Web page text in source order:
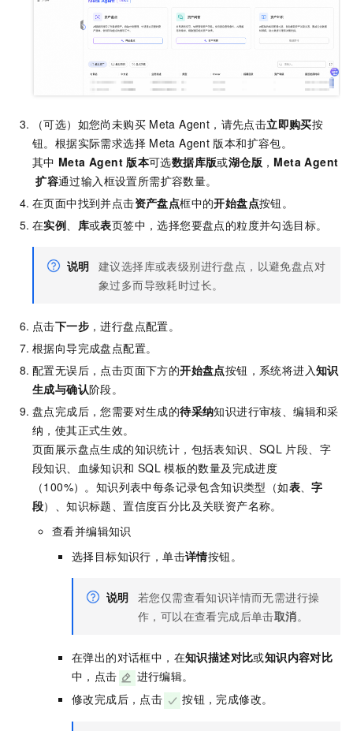
（可选）如您尚未购买 Meta Agent，请先点击立即购买按
钮。根据实际需求选择 Meta Agent 版本和扩容包。
其中 Meta Agent 版本可选数据库版或湖仓版 ， Meta Agent
扩容通过输入框设置所需扩容数量。
在页面中找到并点击资产盘点框中的开始盘点按钮。
在实例、 库或表页签中，选择您要盘点的粒度并勾选目标。
说明 建议选择库或表级别进行盘点，以避免盘点对
象过多而导致耗时过长。
点击下一步 ，进行盘点配置。
根据向导完成盘点配置。
配置无误后，点击页面下方的开始盘点按钮，系统将进入知识
生成与确认阶段。
盘点完成后，您需要对生成的待采纳知识进行审核、编辑和采
纳，使其正式生效。
页面展示盘点生成的知识统计，包括表知识、SQL 片段、字
段知识、血缘知识和 SQL 模板的数量及完成进度
（100%）。知识列表中每条记录包含知识类型（如表、字
段）、知识标题、置信度百分比及关联资产名称。
查看并编辑知识
选择目标知识行，单击详情按钮。
说明 若您仅需查看知识详情而无需进行操
作，可以在查看完成后单击取消。
在弹出的对话框中，在知识描述对比或知识内容对比
中，点击
进行编辑。
修改完成后，点击
按钮，完成修改。